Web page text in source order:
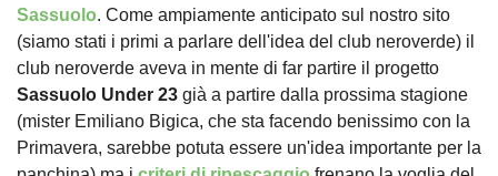
Sassuolo. Come ampiamente anticipato sul nostro sito
(siamo stati i primi a parlare dell'idea del club neroverde) il
club neroverde aveva in mente di far partire il progetto
Sassuolo Under 23 già a partire dalla prossima stagione
(mister Emiliano Bigica, che sta facendo benissimo con la
Primavera, sarebbe potuta essere un'idea importante per la